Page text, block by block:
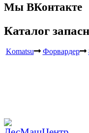
Мы ВКонтакте
Каталог
Komatsu Форвардер